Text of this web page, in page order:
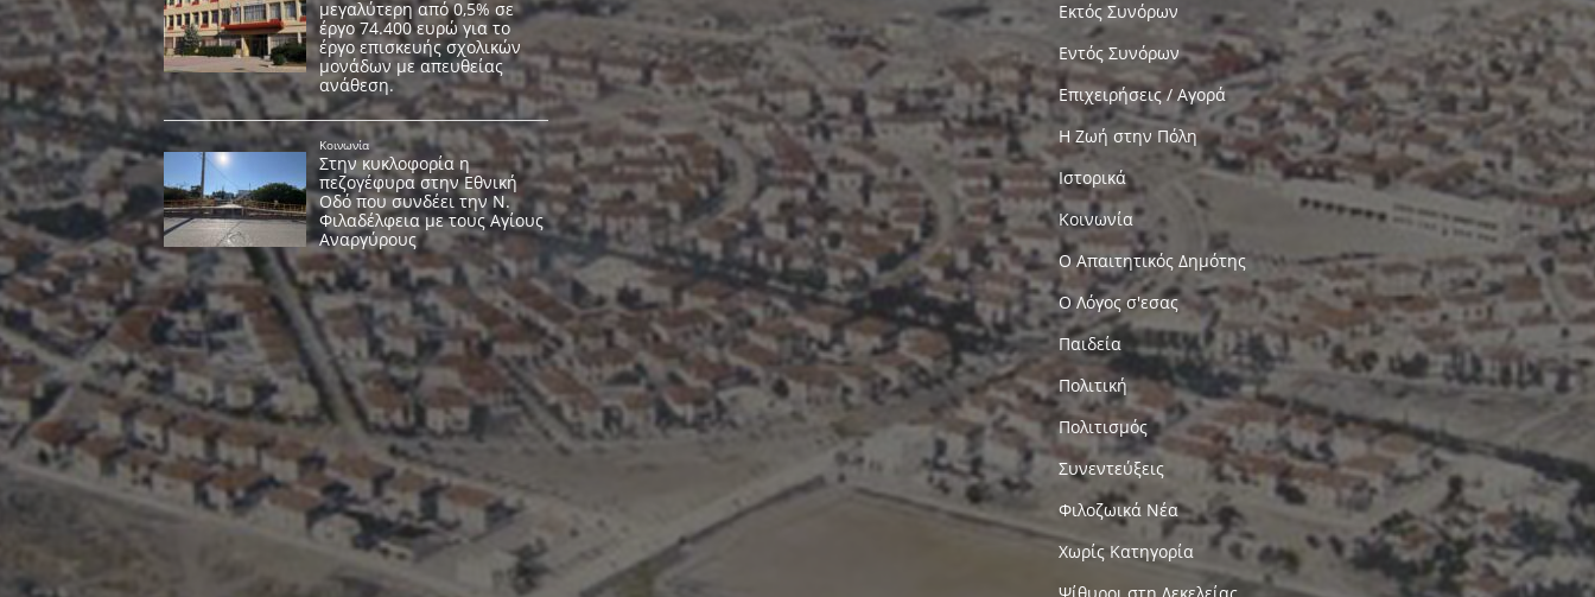
Εκτός Συνόρων
Εντός Συνόρων
Επιχειρήσεις / Αγορά
Η Ζωή στην Πόλη
Ιστορικά
Κοινωνία
Ο Απαιτητικός Δημότης
Ο Λόγος σ'εσας
Παιδεία
Πολιτική
Πολιτισμός
Συνεντεύξεις
Φιλοζωικά Νέα
Χωρίς Κατηγορία